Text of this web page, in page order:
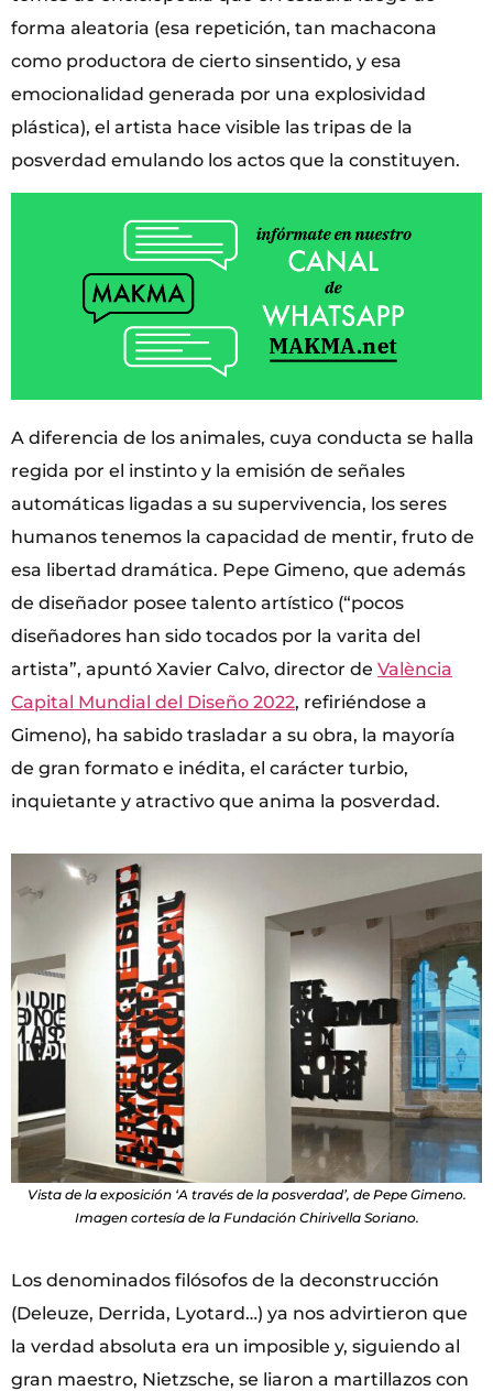
forma aleatoria (esa repetición, tan machacona
como productora de cierto sinsentido, y esa
emocionalidad generada por una explosividad
plástica), el artista hace visible las tripas de la
posverdad emulando los actos que la constituyen.
A diferencia de los animales, cuya conducta se halla
regida por el instinto y la emisión de señales
automáticas ligadas a su supervivencia, los seres
humanos tenemos la capacidad de mentir, fruto de
esa libertad dramática. Pepe Gimeno, que además
de diseñador posee talento artístico (“pocos
diseñadores han sido tocados por la varita del
artista”, apuntó Xavier Calvo, director de València
Capital Mundial del Diseño 2022, refiriéndose a
Gimeno), ha sabido trasladar a su obra, la mayoría
de gran formato e inédita, el carácter turbio,
inquietante y atractivo que anima la posverdad.
Vista de la exposición ‘A través de la posverdad’, de Pepe Gimeno.
Imagen cortesía de la Fundación Chirivella Soriano.
Los denominados filósofos de la deconstrucción
(Deleuze, Derrida, Lyotard…) ya nos advirtieron que
la verdad absoluta era un imposible y, siguiendo al
gran maestro, Nietzsche, se liaron a martillazos con